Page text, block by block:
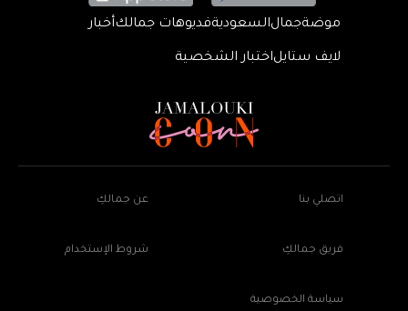
موضةجمالالسعوديةفديوهات جمالكأخبار
لايف ستايلاختبار الشخصية
اتصلي بنا عن جمالكِ
فريق جمالكِ شروط الإستخدام
سياسة الخصوصية